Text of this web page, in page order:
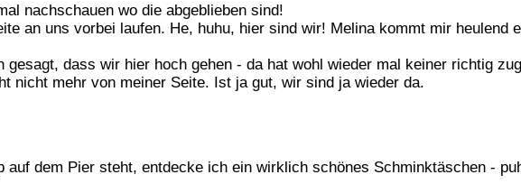
nachschauen wo die abgeblieben sind!
an uns vorbei laufen. He, huhu, hier sind wir! Melina kommt mir heulend
dass wir hier hoch gehen - da hat wohl wieder mal keiner richtig
nicht mehr von meiner Seite. Ist ja gut, wir sind ja wieder da.
auf dem Pier steht, entdecke ich ein wirklich schönes Schminktäschen -